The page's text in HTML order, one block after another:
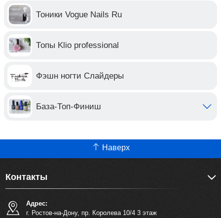
Тоники Vogue Nails Ru
Топы Klio professional
Фэшн ногти Слайдеры
База-Топ-Финиш
Наверх
Контакты
Адрес:
г. Ростов-на-Дону, пр. Королева 10/4 3 этаж